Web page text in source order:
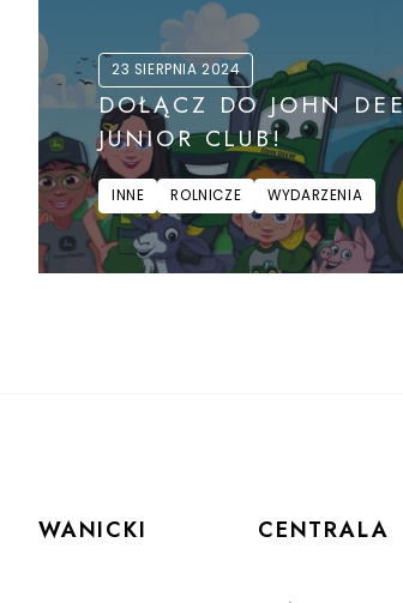
23 SIERPNIA 2024
DOŁĄCZ DO JOHN
JUNIOR CLUB!
INNE ROLNICZE WYDARZENIA
WANICKI CENTRALA